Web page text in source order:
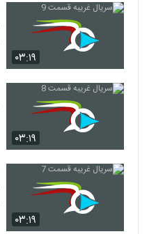
۰۳:۱۹
۰۳:۱۹
۰۳:۱۹